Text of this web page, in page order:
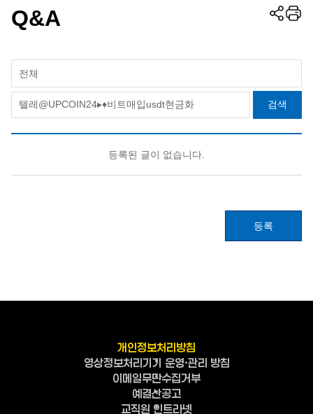
Q&A
전체
검색
등록된 글이 없습니다.
등록
개인정보처리방침
영상정보처리기기 운영·관리 방침
이메일무단수집거부
예결산공고
교직원 인트라넷